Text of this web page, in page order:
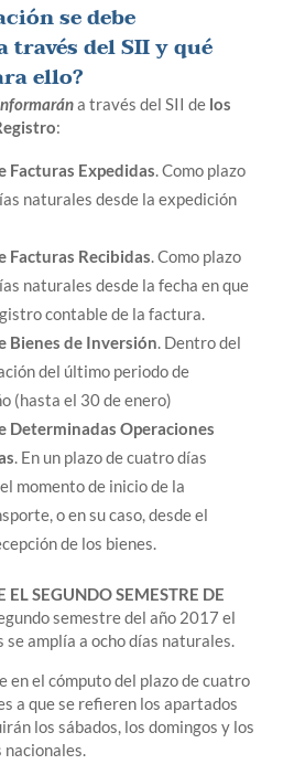
se debe
del SII y qué
ello?
a través del SII delos
:
Facturas Expedidas. Como plazo
naturales desde la expedición
Facturas Recibidas. Como plazo
naturales desde la fecha en que
contable de la factura.
Bienes de Inversión. Dentro del
del último periodo de
(hasta el 30 de enero)
Determinadas Operaciones
. En un plazo de cuatro días
momento de inicio de la
o en su caso, desde el
de los bienes.
EL SEGUNDO SEMESTRE DE
semestre del año 2017 el
se amplía a ocho días naturales.
en el cómputo del plazo de cuatro
a que se refieren los apartados
los sábados, los domingos y los